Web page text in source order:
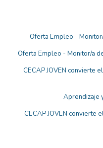
Oferta Empleo -
Oferta Empleo - Monitor/a
CECAP JOVEN convierte
Aprendizaje
CECAP JOVEN convierte